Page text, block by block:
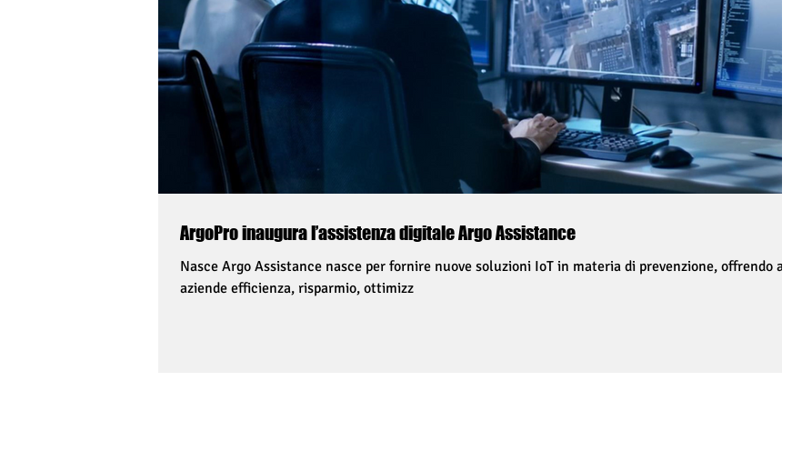
ArgoPro inaugura l’assistenza digitale Argo Assistance
Nasce Argo Assistance nasce per fornire nuove soluzioni IoT in materia di prevenzione, offrendo alle
aziende efficienza, risparmio, ottimizz